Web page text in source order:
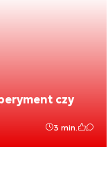
czy
3 min.